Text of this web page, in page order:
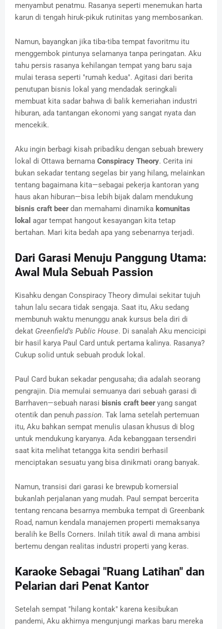
menyambut penatmu. Rasanya seperti menemukan harta
karun di tengah hiruk-pikuk rutinitas yang membosankan.
Namun, bayangkan jika tiba-tiba tempat favoritmu itu
menggembok pintunya selamanya tanpa peringatan. Aku
tahu persis rasanya kehilangan tempat yang baru saja
mulai terasa seperti "rumah kedua". Agitasi dari berita
penutupan bisnis lokal yang mendadak seringkali
membuat kita sadar bahwa di balik kemeriahan industri
hiburan, ada tantangan ekonomi yang sangat nyata dan
mencekik.
Aku ingin berbagi kisah pribadiku dengan sebuah brewery
lokal di Ottawa bernama Conspiracy Theory. Cerita ini
bukan sekadar tentang segelas bir yang hilang, melainkan
tentang bagaimana kita—sebagai pekerja kantoran yang
haus akan hiburan—bisa lebih bijak dalam mendukung
bisnis craft beerdan memahami dinamika komunitas
lokal agar tempat hangout kesayangan kita tetap
bertahan. Mari kita bedah apa yang sebenarnya terjadi.
Dari Garasi Menuju Panggung Utama:
Awal Mula Sebuah Passion
Kisahku dengan Conspiracy Theory dimulai sekitar tujuh
tahun lalu secara tidak sengaja. Saat itu, Aku sedang
membunuh waktu menunggu anak kursus bela diri di
dekat Greenfield’s Public House. Di sanalah Aku mencicipi
bir hasil karya Paul Card untuk pertama kalinya. Rasanya?
Cukup solid untuk sebuah produk lokal.
Paul Card bukan sekadar pengusaha; dia adalah seorang
pengrajin. Dia memulai semuanya dari sebuah garasi di
Barrhaven—sebuah narasi bisnis craft beeryang sangat
otentik dan penuh passion. Tak lama setelah pertemuan
itu, Aku bahkan sempat menulis ulasan khusus di blog
untuk mendukung karyanya. Ada kebanggaan tersendiri
saat kita melihat tetangga kita sendiri berhasil
menciptakan sesuatu yang bisa dinikmati orang banyak.
Namun, transisi dari garasi ke brewpub komersial
bukanlah perjalanan yang mudah. Paul sempat bercerita
tentang rencana besarnya membuka tempat di Greenbank
Road, namun kendala manajemen properti memaksanya
beralih ke Bells Corners. Inilah titik awal di mana ambisi
bertemu dengan realitas industri properti yang keras.
Karaoke Sebagai "Ruang Latihan" dan
Pelarian dari Penat Kantor
Setelah sempat "hilang kontak" karena kesibukan
pandemi, Aku akhirnya mengunjungi markas baru mereka